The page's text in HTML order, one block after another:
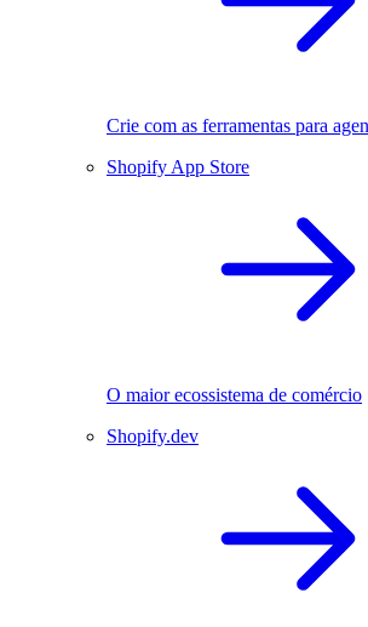
Crie com as ferramentas para
Shopify App Store
O maior ecossistema de comércio
Shopify.dev